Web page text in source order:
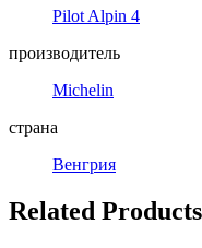
Pilot Alpin 4
производитель
Michelin
страна
Венгрия
Related Products